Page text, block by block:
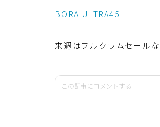
BORA ULTRA45
来週はフルクラムセールな